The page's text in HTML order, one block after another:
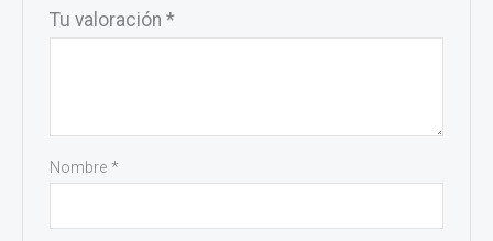
Tu valoración*
Nombre*